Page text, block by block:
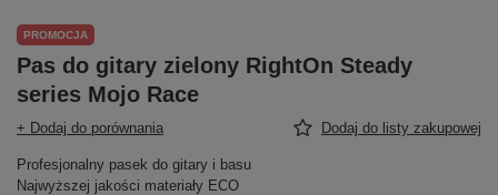
PROMOCJA
Pas do gitary zielony RightOn Steady
series Mojo Race
+ Dodaj do porównania Dodaj do listy zakupowej
Profesjonalny pasek do gitary i basu
Najwyższej jakości materiały ECO